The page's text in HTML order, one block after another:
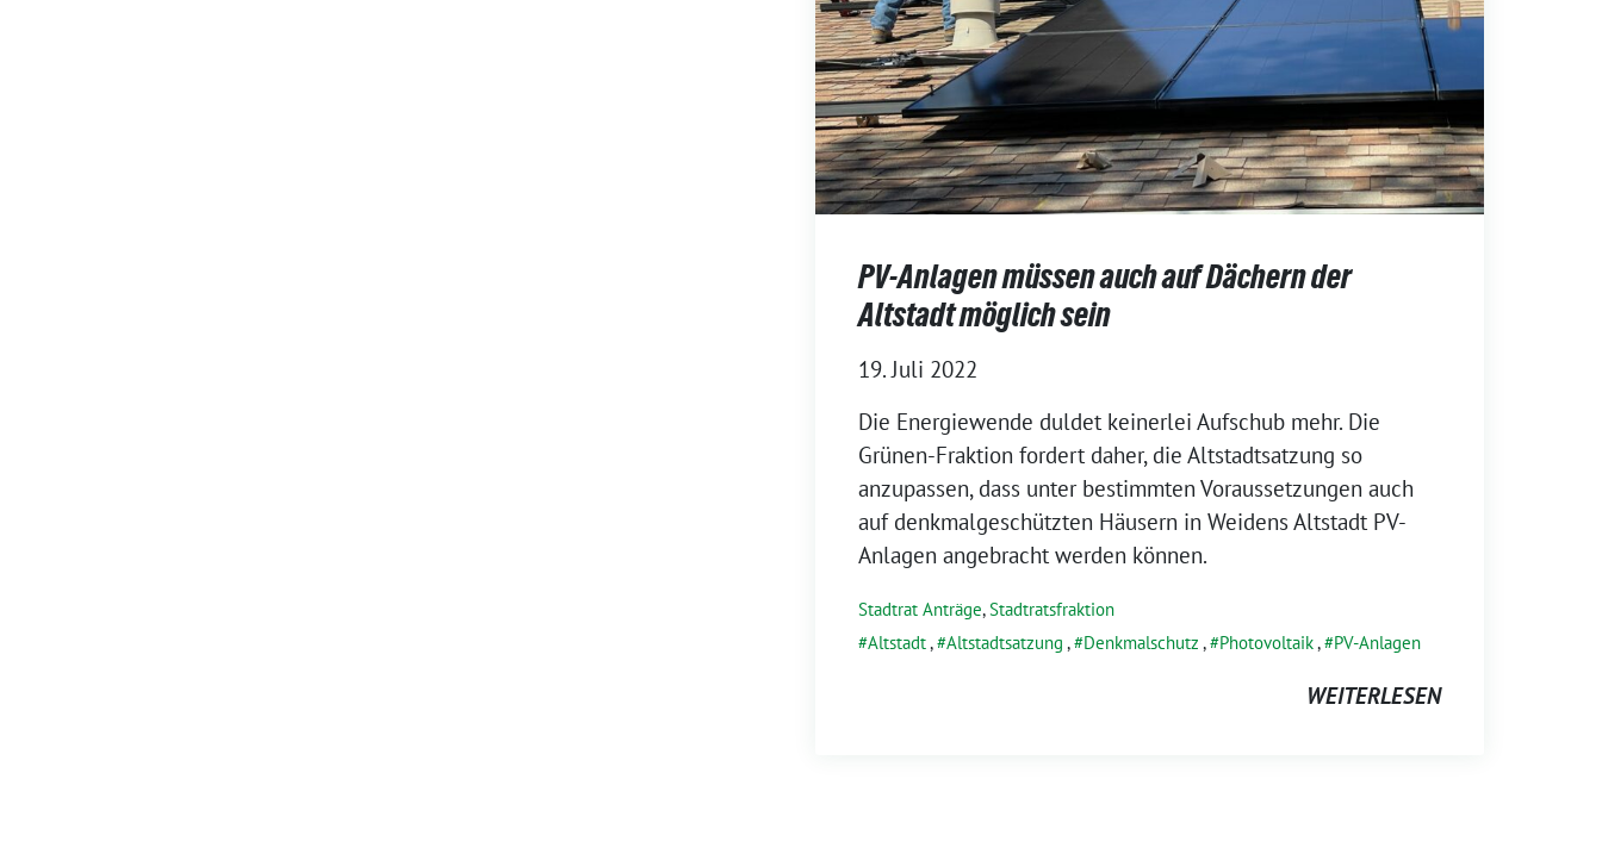
PV-Anlagen müssen auch auf Dächern der
Altstadt möglich sein
19. Juli 2022
Die Energiewende duldet keinerlei Aufschub mehr. Die
Grünen-Fraktion fordert daher, die Altstadtsatzung so
anzupassen, dass unter bestimmten Voraussetzungen auch
auf denkmalgeschützten Häusern in Weidens Altstadt PV-
Anlagen angebracht werden können.
Stadtrat Anträge,Stadtratsfraktion
Altstadt, Altstadtsatzung , Denkmalschutz , Photovoltaik, PV-Anlagen
WEITERLESEN